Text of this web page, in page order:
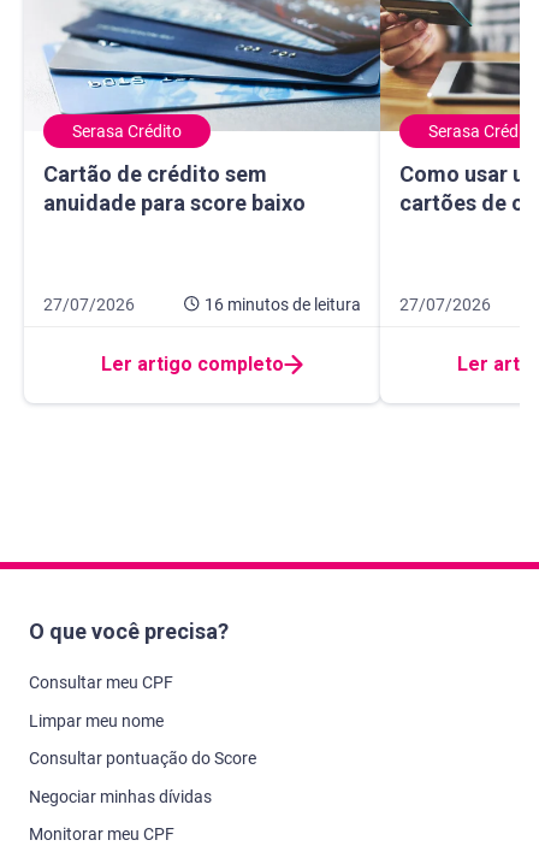
Serasa Crédito
Cartão de crédito sem
anuidade para score baixo
Cartão de crédito sem anuidade para score baixo
Data de publicação 27 de julho de 2026
27/07/2026 16 minutosde leitura
16 minutos de leitura
Ler artigo completo
Serasa Crédito
Como usar
cartões de
Como usar um
Data de
27/07/2026
10 minutos de
Ler
O que você precisa?
Consultar meu CPF
Limpar meu nome
Consultar pontuação do Score
Negociar minhas dívidas
Monitorar meu CPF